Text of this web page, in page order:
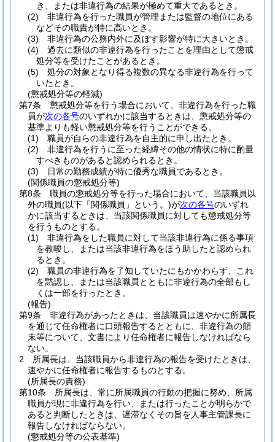
き、または非違行為の結果が極めて重大であるとき。
(2)
非違行為を行った職員が管理または監督の地位にある
などその職責が特に高いとき。
(3)
非違行為の公務内外に及ぼす影響が特に大きいとき。
(4)
過去に類似の非違行為を行ったことを理由として懲戒
処分等を受けたことがあるとき。
(5)
処分の対象となり得る複数の異なる非違行為を行って
いたとき。
(懲戒処分等の軽減)
第7条
懲戒処分等を行う場合において、非違行為を行った職
員が次の各号のいずれかに該当するときは、懲戒処分等の
基準よりも軽い懲戒処分等を行うことができる。
(1)
職員が自らの非違行為を自主的に申し出たとき。
(2)
非違行為を行うに至った経緯その他の情状に特に酌量
すべきものがあると認められるとき。
(3)
日常の勤務成績が特に優秀な職員であるとき。
(関係職員の懲戒処分等)
第8条
職員の懲戒処分等を行った場合において、当該職員以
外の職員(以下「関係職員」という。)が次の各号のいずれ
かに該当するときは、当該関係職員に対しても懲戒処分等
を行うものとする。
(1)
非違行為をした職員に対して当該非違行為に係る事項
を教唆し、または当該非違行為をほう助したと認められ
るとき。
(2)
職員の非違行為を了知していたにもかかわらず、これ
を黙認し、または当該職員とともに非違行為の全部もし
くは一部を行ったとき。
(報告)
第9条
非違行為があったときは、当該職員は速やかに所属長
を通じて任命権者に口頭報告するとともに、非違行為の顛
末等について、文書により任命権者に報告しなければなら
ない。
2
所属長は、当該職員から非違行為の報告を受けたときは、
速やかに任命権者に報告するものとする。
(所属長の責務)
第10条
所属長は、常に所属職員の行動の把握に努め、所属
職員が現に非違行為を行い、または行ったことが明らかで
あると判断したときは、遅滞なくその旨を人事主管課長に
報告しなければならない。
(懲戒処分等の公表基準)